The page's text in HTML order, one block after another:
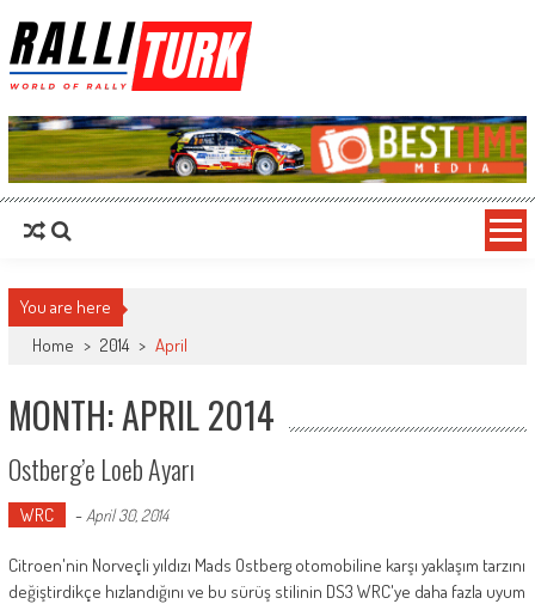
RalliTurk
You are here
Home > 2014 > April
MONTH: APRIL 2014
Ostberg’e Loeb Ayarı
WRC - April 30, 2014
Citroen'nin Norveçli yıldızı Mads Ostberg otomobiline karşı yaklaşım tarzını
değiştirdikçe hızlandığını ve bu sürüş stilinin DS3 WRC'ye daha fazla uyum